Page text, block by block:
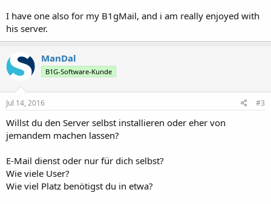
I have one also for my B1gMail, and i am really enjoyed with
his server.
ManDal
B1G-Software-Kunde
Jul 14, 2016 #3
Willst du den Server selbst installieren oder eher von
jemandem machen lassen?
E-Mail dienst oder nur für dich selbst?
Wie viele User?
Wie viel Platz benötigst du in etwa?